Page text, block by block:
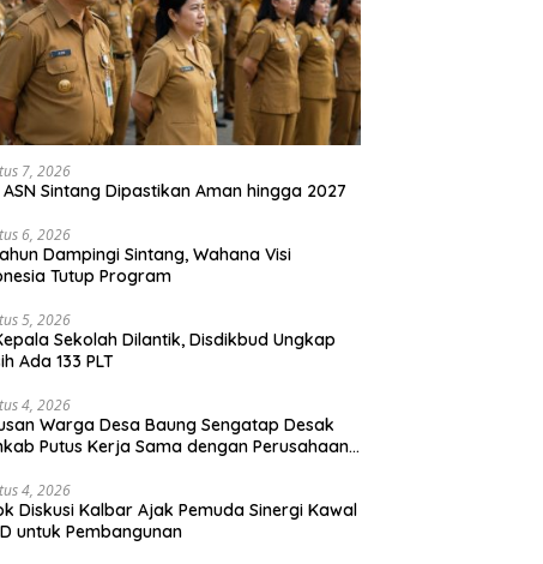
7, 2026
ASN Sintang Dipastikan Aman hingga 2027
6, 2026
Dampingi Sintang, Wahana Visi
Tutup Program
5, 2026
Sekolah Dilantik, Disdikbud Ungkap
Ada 133 PLT
4, 2026
Warga Desa Baung Sengatap Desak
Putus Kerja Sama dengan Perusahaan
4, 2026
Diskusi Kalbar Ajak Pemuda Sinergi Kawal
untuk Pembangunan